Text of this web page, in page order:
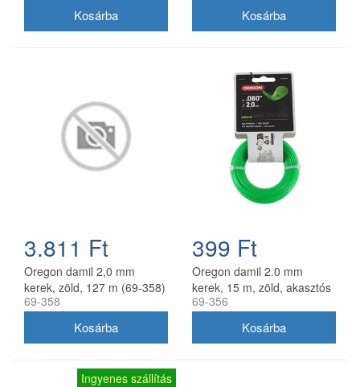
3.811 Ft
Oregon damil 2,0 mm
kerek, zöld, 127 m (69-358)
69-358
399 Ft
Oregon damil 2.0 mm
kerek, 15 m, zöld, akasztós
kiszerelés
69-356
Ingyenes szállítás